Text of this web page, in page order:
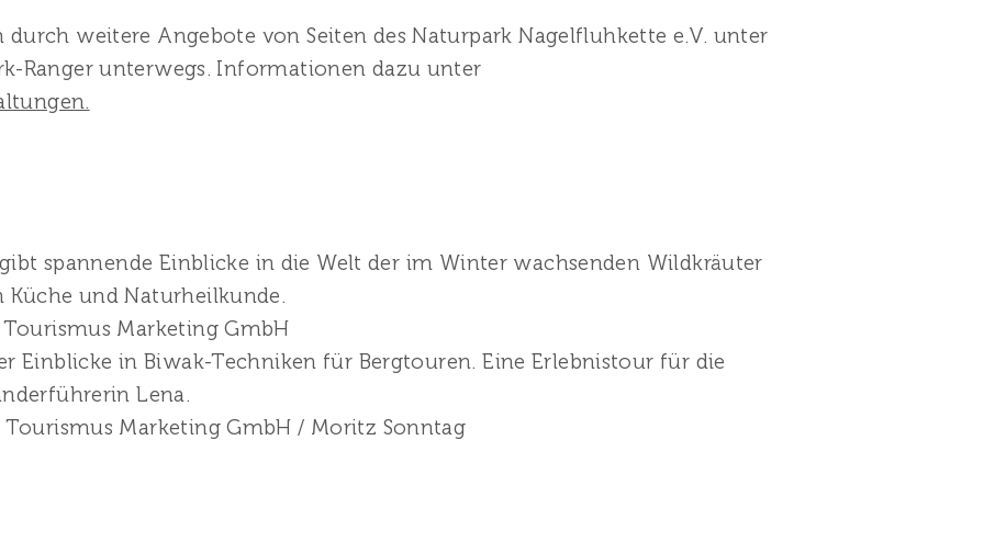
weitere Angebote von Seiten des Naturpark Nagelfluhkette e.V. unter
Ranger unterwegs. Informationen dazu unter
spannende Einblicke in die Welt der im Winter wachsenden Wildkräuter
und Naturheilkunde.
Marketing GmbH
Einblicke in Biwak-Techniken für Bergtouren. Eine Erlebnistour für die
Lena.
Marketing GmbH / Moritz Sonntag